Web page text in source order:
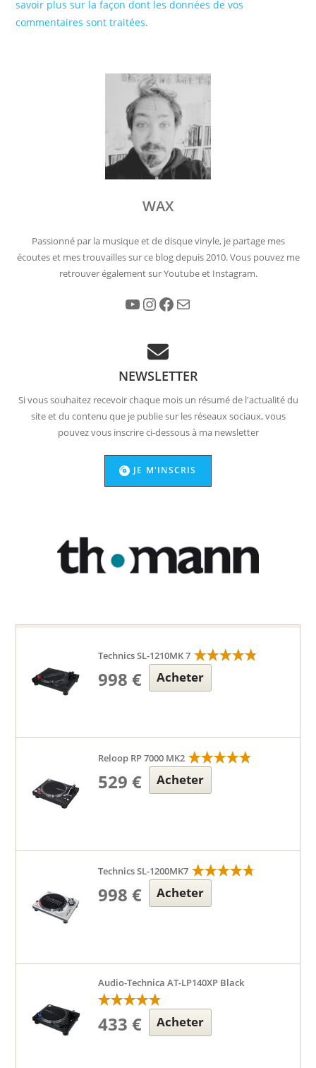
savoir plus sur la façon dont les données de vos
commentaires sont traitées.
WAX
Passionné par la musique et de disque vinyle, je partage mes
écoutes et mes trouvailles sur ce blog depuis 2010. Vous pouvez me
retrouver également sur Youtube et Instagram.
YouTube Instagram Facebook
NEWSLETTER
Si vous souhaitez recevoir chaque mois un résumé de l'actualité du
site et du contenu que je publie sur les réseaux sociaux, vous
pouvez vous inscrire ci-dessous à ma newsletter
JE M'INSCRIS
Technics SL-1210MK 7
998 € Acheter
Reloop RP 7000 MK2
529 € Acheter
Technics SL-1200MK7
998 € Acheter
Audio-Technica AT-LP140XP Black
433 € Acheter